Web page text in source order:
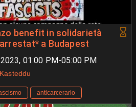
benefit in solidarietà
a Budapest
01:00 PM-05:00 PM
anticarcerario